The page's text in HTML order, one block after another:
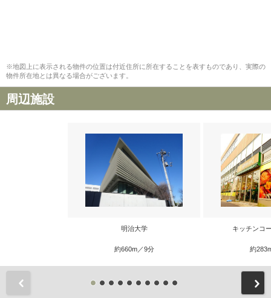
※地図上に表示される物件の位置は付近住所に所在することを表すものであり、実際の
物件所在地とは異なる場合がございます。
周辺施設
明治大学
約660m／9分
キッチンコ
約